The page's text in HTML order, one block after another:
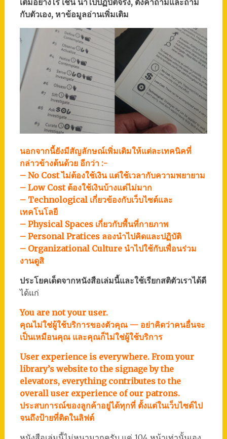
เติมอย่างไร เช่น นำไปปฏิบัติจริง, ตั้งคำถามและถาม
กับตัวเอง, หาข้อมูลอ่านเพิ่มเติม
นอกจากนี้ยังมีสัญลักษณ์เพิ่มเติมให้แต่ละเทคนิคที่
กล่าวข้างต้นด้วย อีกว่า :-
– No Cost ไม่ต้องใช้เงิน แต่ใช้เวลากับความพยายาม
– Low Cost ต้องใช้เงินบ้างแต่ไม่มาก
– Technological เกี่ยวข้องกับเว็บไซต์และ
เทคโนโลยี
– Physical Spaces เกี่ยวกับพื้นที่กายภาพ
– Personal Pratices ลองนำไปคิดและปฏิบัติ
– Organizational Culture นำไปใช้กับเพื่อนร่วม
งานดูสิ
ประโยคเด็ดจากหนังสือเล่มนี้และใช้เรียกสติตัวเราได้ดี
ได้แก่
You are not your user.
คุณไม่ใช่ผู้ใช้บริการของตัวคุณ — อย่าคิดว่าคนอื่นจะ
เป็นเหมือนคุณ และคุณก็ไม่ใช่ผู้ใช้บริการ
User experience is everywhere. From your
library’s website to the signage by the
elevators, everything contributes to the
overall user experience of our patrons.
ประสบการณ์ของลูกค้าอยู่ได้ทุกที่ ตั้งแต่ในเว็บไซต์ไป
จนถึงป้ายที่ติดในลิฟต์